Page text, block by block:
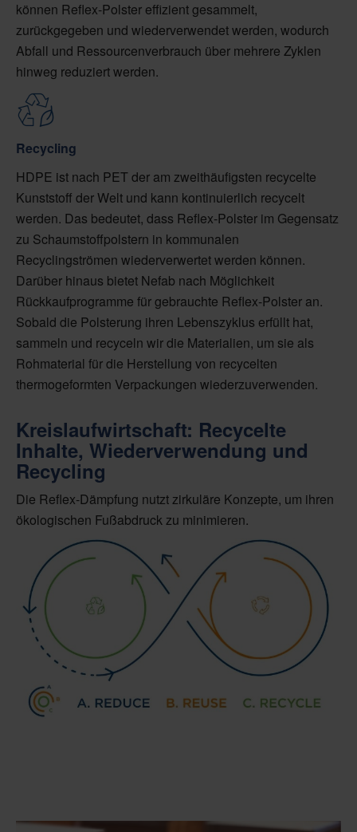
können Reflex-Polster effizient gesammelt,
zurückgegeben und wiederverwendet werden, wodurch
Abfall und Ressourcenverbrauch über mehrere Zyklen
hinweg reduziert werden.
Recycling
HDPE ist nach PET der am zweithäufigsten recycelte
Kunststoff der Welt und kann kontinuierlich recycelt
werden. Das bedeutet, dass Reflex-Polster im Gegensatz
zu Schaumstoffpolstern in kommunalen
Recyclingströmen wiederverwertet werden können.
Darüber hinaus bietet Nefab nach Möglichkeit
Rückkaufprogramme für gebrauchte Reflex-Polster an.
Sobald die Polsterung ihren Lebenszyklus erfüllt hat,
sammeln und recyceln wir die Materialien, um sie als
Rohmaterial für die Herstellung von recycelten
thermogeformten Verpackungen wiederzuverwenden.
Kreislaufwirtschaft: Recycelte
Inhalte, Wiederverwendung und
Recycling
Die Reflex-Dämpfung nutzt zirkuläre Konzepte, um ihren
ökologischen Fußabdruck zu minimieren.